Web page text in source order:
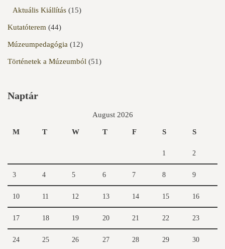
Aktuális Kiállítás (15)
Kutatóterem (44)
Múzeumpedagógia (12)
Történetek a Múzeumból (51)
Naptár
August 2026
M T W T F S S
1 2
3 4 5 6 7 8 9
10 11 12 13 14 15 16
17 18 19 20 21 22 23
24 25 26 27 28 29 30